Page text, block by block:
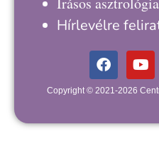
Hírlevélre
Copyright © 2021-2026